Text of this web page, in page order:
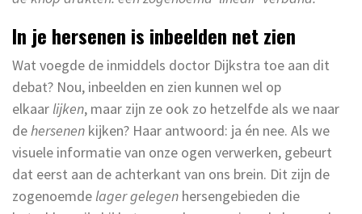
In je hersenen is inbeelden net zien
Wat voegde de inmiddels doctor Dijkstra toe aan dit
debat? Nou, inbeelden en zien kunnen wel op
elkaar lijken, maar zijn ze ook zo hetzelfde als we naar
dehersenen kijken? Haar antwoord: ja én nee. Als we
visuele informatie van onze ogen verwerken, gebeurt
dat eerst aan de achterkant van ons brein. Dit zijn de
zogenoemde lager gelegen hersengebieden die